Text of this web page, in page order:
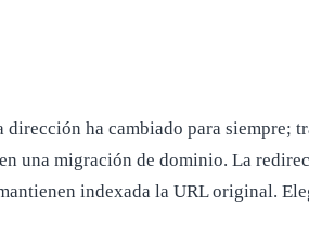
ha cambiado para siempre;
una migración de dominio. La
indexada la URL original.